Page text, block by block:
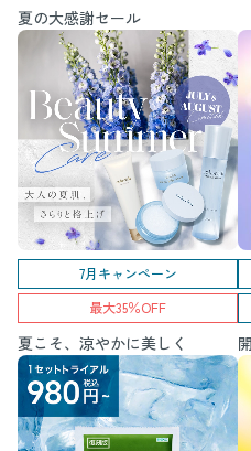
夏の大感謝セール
7月キャンペーン
最大35％OFF
夏こそ、涼やかに美しく